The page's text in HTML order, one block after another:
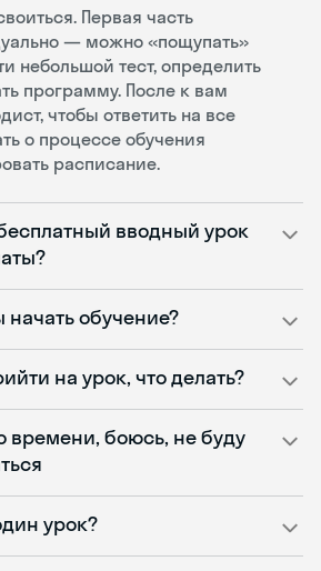
Первая часть
— можно «пощупать»
небольшой тест, определить
программу. После к вам
чтобы ответить на все
о процессе обучения
расписание.
вводный урок
обучение?
на урок, что делать?
времени, боюсь, не буду
урок?